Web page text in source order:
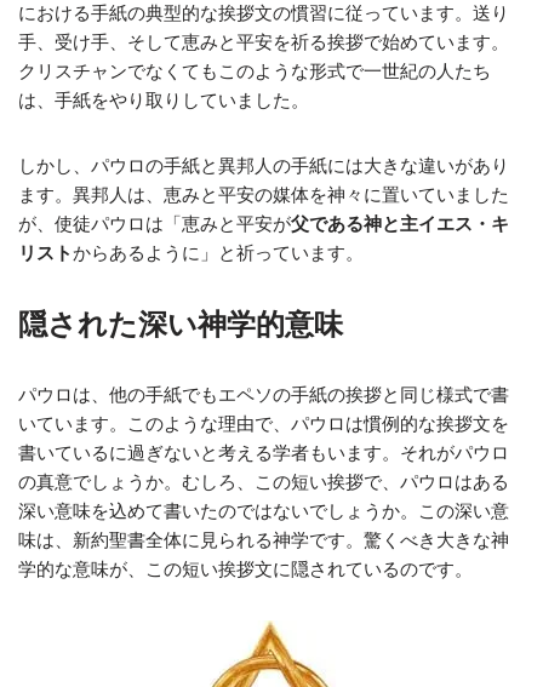
における手紙の典型的な挨拶文の慣習に従っています。送り
手、受け手、そして恵みと平安を祈る挨拶で始めています。
クリスチャンでなくてもこのような形式で一世紀の人たち
は、手紙をやり取りしていました。
しかし、パウロの手紙と異邦人の手紙には大きな違いがあり
ます。異邦人は、恵みと平安の媒体を神々に置いていました
が、使徒パウロは「恵みと平安が父である神と主イエス・キ
リストからあるように」と祈っています。
隠された深い神学的意味
パウロは、他の手紙でもエペソの手紙の挨拶と同じ様式で書
いています。このような理由で、パウロは慣例的な挨拶文を
書いているに過ぎないと考える学者もいます。それがパウロ
の真意でしょうか。むしろ、この短い挨拶で、パウロはある
深い意味を込めて書いたのではないでしょうか。この深い意
味は、新約聖書全体に見られる神学です。驚くべき大きな神
学的な意味が、この短い挨拶文に隠されているのです。